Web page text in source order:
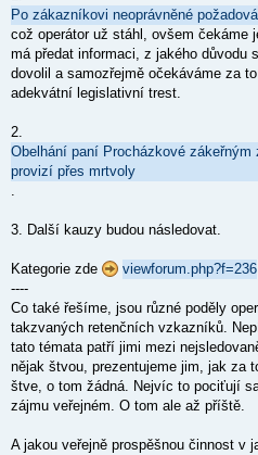
Po zákazníkovi neoprávněné
což operátor už stáhl, ovšem čekáme
má předat informaci, z jakého důvodu
dovolil a samozřejmě očekáváme za
adekvátní legislativní trest.
2.
Obelhání paní Procházkové
provizí přes mrtvoly
.
3. Další kauzy budou následovat.
Kategorie zde
viewforum.php?f=236
----
Co také řešíme, jsou různé poděly
takzvaných retenčních vzkazníků.
tato témata patří jimi mezi
nějak štvou, prezentujeme jim, jak za
štve, o tom žádná. Nejvíc to pociťují
zájmu veřejném. O tom ale až příště.
A jakou veřejně prospěšnou činnost v